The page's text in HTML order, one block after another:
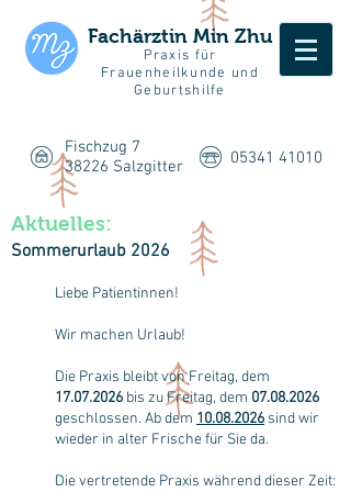
Fachärztin Min Zhu
Praxis für
Frauenheilkunde und
Geburtshilfe
Fischzug 7
38226 Salzgitter
05341 41010
Aktuelles:
Sommerurlaub 2026
Liebe Patientinnen!
Wir machen Urlaub!
Die Praxis bleibt von Freitag, dem
17.07.2026 bis zu Freitag, dem 07.08.2026
geschlossen. Ab dem 10.08.2026 sind wir
wieder in alter Frische für Sie da.
Die vertretende Praxis während dieser Zeit: